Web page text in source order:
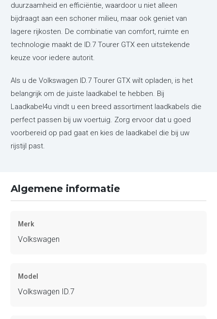
duurzaamheid en efficiëntie, waardoor u niet alleen
bijdraagt aan een schoner milieu, maar ook geniet van
lagere rijkosten. De combinatie van comfort, ruimte en
technologie maakt de ID.7 Tourer GTX een uitstekende
keuze voor iedere autorit.
Als u de Volkswagen ID.7 Tourer GTX wilt opladen, is het
belangrijk om de juiste laadkabel te hebben. Bij
Laadkabel4u vindt u een breed assortiment laadkabels die
perfect passen bij uw voertuig. Zorg ervoor dat u goed
voorbereid op pad gaat en kies de laadkabel die bij uw
rijstijl past.
Algemene informatie
Merk
Volkswagen
Model
Volkswagen ID.7